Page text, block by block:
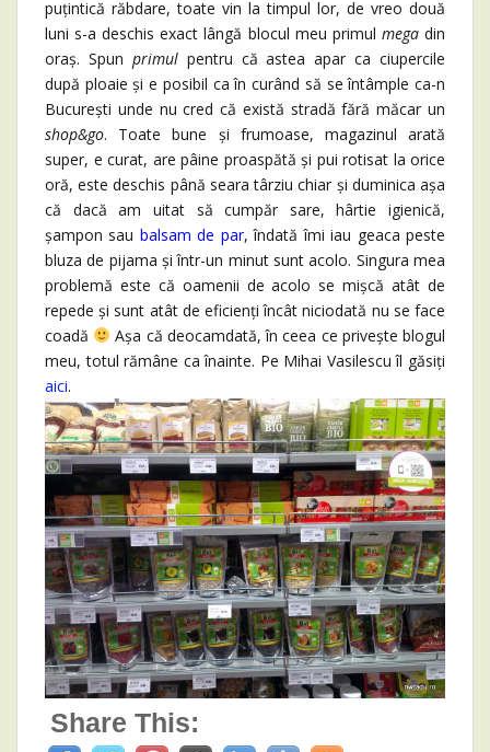
puțintică răbdare, toate vin la timpul lor, de vreo două
luni s-a deschis exact lângă blocul meu primul megadin
oraș. Spun primulpentru că astea apar ca ciupercile
după ploaie și e posibil ca în curând să se întâmple ca-n
București unde nu cred că există stradă fără măcar un
shop&go. Toate bune și frumoase, magazinul arată
super, e curat, are pâine proaspătă și pui rotisat la orice
oră, este deschis până seara târziu chiar și duminica așa
că dacă am uitat să cumpăr sare, hârtie igienică,
șampon sau balsam de par, îndată îmi iau geaca peste
bluza de pijama și într-un minut sunt acolo. Singura mea
problemă este că oamenii de acolo se mișcă atât de
repede și sunt atât de eficienți încât niciodată nu se face
coadă
Așa că deocamdată, în ceea ce privește blogul
meu, totul rămâne ca înainte. Pe Mihai Vasilescu îl găsiți
aici.
Share This: